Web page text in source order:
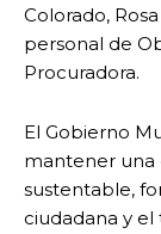
Colorado,
personal de
Procuradora.
El Gobierno
mantener una
sustentable,
ciudadana y el